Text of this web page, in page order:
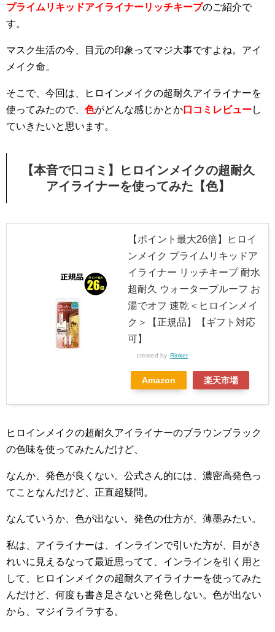
プライムリキッドアイライナーリッチキープのご紹介で
す。
マスク生活の今、目元の印象ってマジ大事ですよね。アイ
メイク命。
そこで、今回は、ヒロインメイクの超耐久アイライナーを
使ってみたので、 色がどんな感じかとか口コミレビューし
ていきたいと思います。
【本音で口コミ】ヒロインメイクの超耐久
アイライナーを使ってみた【色】
【ポイント最大26倍】ヒロイ
ンメイク プライムリキッドア
イライナー リッチキープ 耐水
超耐久 ウォータープルーフ お
湯でオフ 速乾＜ヒロインメイ
ク＞【正規品】【ギフト対応
可】
created by Rinker
Amazon 楽天市場
ヒロインメイクの超耐久アイライナーのブラウンブラック
の色味を使ってみたんだけど、
なんか、発色が良くない。公式さん的には、濃密高発色っ
てことなんだけど、正直超疑問。
なんていうか、色が出ない。発色の仕方が、薄墨みたい。
私は、アイライナーは、インラインで引いた方が、目がき
れいに見えるなって最近思ってて、インラインを引く用と
して、ヒロインメイクの超耐久アイライナーを使ってみた
んだけど、何度も書き足さないと発色しない。色が出ない
から、マジイライラする。